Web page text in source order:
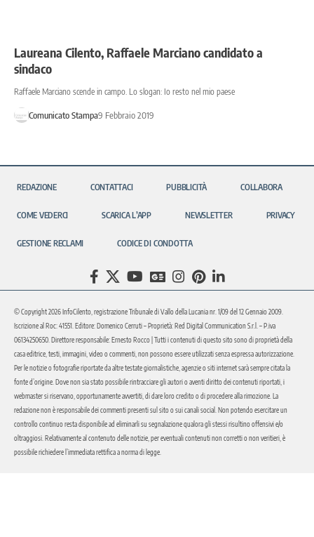
Laureana Cilento, Raffaele Marciano candidato a
sindaco
Raffaele Marciano scende in campo. Lo slogan: Io resto nel mio paese
Comunicato Stampa9 Febbraio 2019
REDAZIONE CONTATTACI PUBBLICITÀ COLLABORA
COME VEDERCI SCARICA L’APP NEWSLETTER PRIVACY
GESTIONE RECLAMI CODICE DI CONDOTTA
© Copyright 2026 InfoCilento, registrazione Tribunale di Vallo della Lucania nr. 1/09 del 12 Gennaio 2009.
Iscrizione al Roc: 41551. Editore: Domenico Cerruti – Proprietà: Red Digital Communication S.r.l. – P.iva
06134250650. Direttore responsabile: Ernesto Rocco | Tutti i contenuti di questo sito sono di proprietà della
casa editrice, testi, immagini, video o commenti, non possono essere utilizzati senza espressa autorizzazione.
Per le notizie o fotografie riportate da altre testate giornalistiche, agenzie o siti internet sarà sempre citata la
fonte d’origine. Dove non sia stato possibile rintracciare gli autori o aventi diritto dei contenuti riportati, i
webmaster si riservano, opportunamente avvertiti, di dare loro credito o di procedere alla rimozione. La
redazione non è responsabile dei commenti presenti sul sito o sui canali social. Non potendo esercitare un
controllo continuo resta disponibile ad eliminarli su segnalazione qualora gli stessi risultino offensivi e/o
oltraggiosi. Relativamente al contenuto delle notizie, per eventuali contenuti non corretti o non veritieri, è
possibile richiedere l’immediata rettifica a norma di legge.